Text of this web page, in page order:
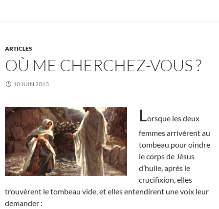
ARTICLES
OÙ ME CHERCHEZ-VOUS ?
10 JUIN 2013
Lorsque les deux
femmes arrivèrent au
tombeau pour oindre
le corps de Jésus
d’huile, après le
crucifixion, elles
trouvèrent le tombeau vide, et elles entendirent une voix leur
demander :